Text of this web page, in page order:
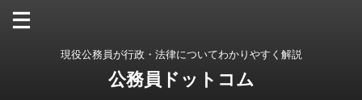
現役公務員が行政・法律についてわかりやすく解説
公務員ドットコム